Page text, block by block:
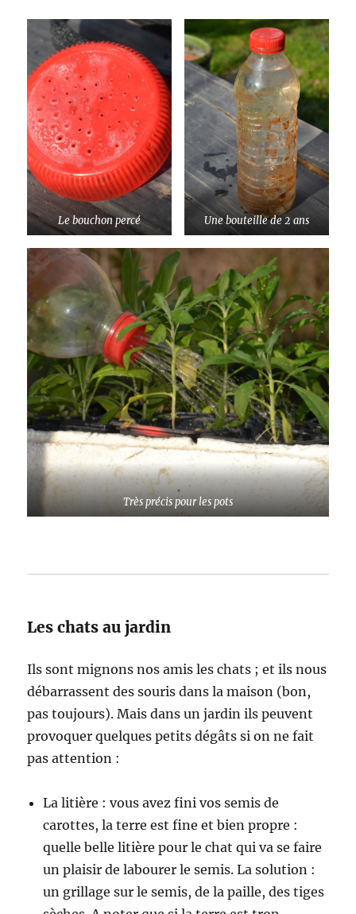
Le bouchon percé Une bouteille de 2 ans
Très précis pour les pots
Les chats au jardin
Ils sont mignons nos amis les chats ; et ils nous
débarrassent des souris dans la maison (bon,
pas toujours). Mais dans un jardin ils peuvent
provoquer quelques petits dégâts si on ne fait
pas attention :
La litière : vous avez fini vos semis de
carottes, la terre est fine et bien propre :
quelle belle litière pour le chat qui va se faire
un plaisir de labourer le semis. La solution :
un grillage sur le semis, de la paille, des tiges